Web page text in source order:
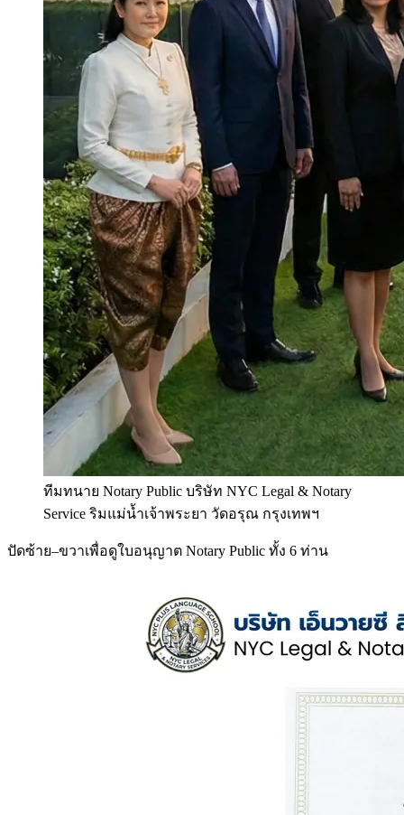
ทีมทนาย Notary Public บริษัท NYC Legal & Notary
Service ริมแม่น้ำเจ้าพระยา วัดอรุณ กรุงเทพฯ
ปัดซ้าย–ขวาเพื่อดูใบอนุญาต Notary Public ทั้ง 6 ท่าน